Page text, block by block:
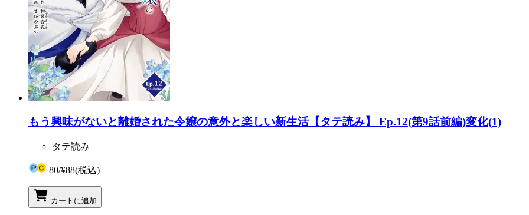
もう興味がないと離婚された令嬢の意外と楽しい新生活【タテ読み】 Ep.12(第9話前編)変化(1)
タテ読み
80/¥88(税込)
カートに追加